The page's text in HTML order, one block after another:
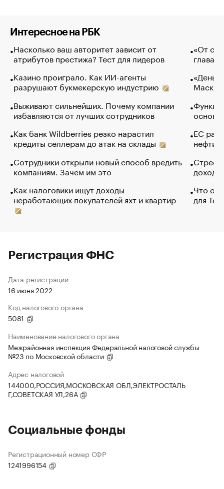
Интересное на РБК
Насколько ваш авторитет зависит от
атрибутов престижа? Тест для лидеров
Казино проиграло. Как ИИ-агенты
разрушают букмекерскую индустрию
Выживают сильнейших. Почему компании
избавляются от лучших сотрудников
Как банк Wildberries резко нарастил
кредиты селлерам до атак на склады
Сотрудники открыли новый способ вредить
компаниям. Зачем им это
Как налоговики ищут доходы
неработающих покупателей яхт и квартир
«От
глава
Маск в
основ
ЕС
нефти
Что
для
Регистрация ФНС
Дата регистрации
16 июня 2022
Код налогового органа
5081
Наименование налогового органа
Межрайонная инспекция Федеральной налоговой службы
№23 по Московской области
Адрес налоговой
144000,РОССИЯ,МОСКОВСКАЯ ОБЛ,ЭЛЕКТРОСТАЛЬ
Г,СОВЕТСКАЯ УЛ,26А
Социальные фонды
Регистрационный номер СФР
1241996154